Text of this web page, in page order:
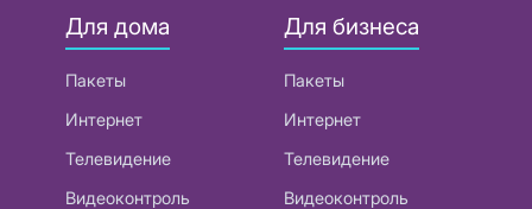
Для дома
Пакеты
Интернет
Телевидение
Видеоконтроль
Для бизнеса
Пакеты
Интернет
Телевидение
Видеоконтроль